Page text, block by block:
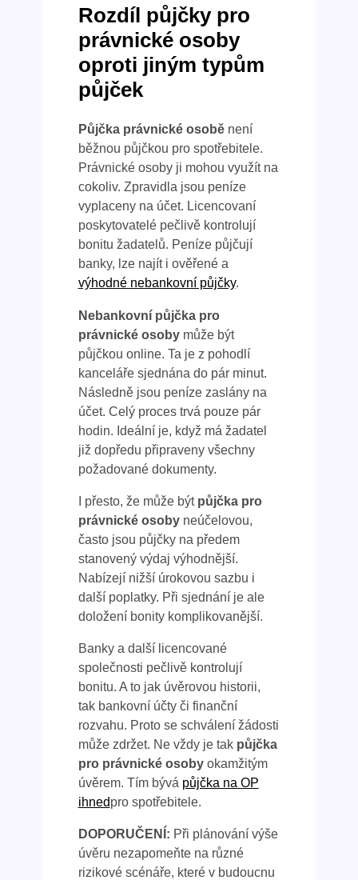
Rozdíl půjčky pro
právnické osoby
oproti jiným typům
půjček
Půjčka právnické osoběnení
běžnou půjčkou pro spotřebitele.
Právnické osoby ji mohou využít na
cokoliv. Zpravidla jsou peníze
vyplaceny na účet. Licencovaní
poskytovatelé pečlivě kontrolují
bonitu žadatelů. Peníze půjčují
banky, lze najít i ověřené a
výhodné nebankovní půjčky.
Nebankovní půjčka pro
právnické osobymůže být
půjčkou online. Ta je z pohodlí
kanceláře sjednána do pár minut.
Následně jsou peníze zaslány na
účet. Celý proces trvá pouze pár
hodin. Ideální je, když má žadatel
již dopředu připraveny všechny
požadované dokumenty.
I přesto, že může být půjčka pro
právnické osobyneúčelovou,
často jsou půjčky na předem
stanovený výdaj výhodnější.
Nabízejí nižší úrokovou sazbu i
další poplatky. Při sjednání je ale
doložení bonity komplikovanější.
Banky a další licencované
společnosti pečlivě kontrolují
bonitu. A to jak úvěrovou historii,
tak bankovní účty či finanční
rozvahu. Proto se schválení žádosti
může zdržet. Ne vždy je tak půjčka
pro právnické osobyokamžitým
úvěrem. Tím bývá půjčka na OP
ihnedpro spotřebitele.
DOPORUČENÍ: Při plánování výše
úvěru nezapomeňte na různé
rizikové scénáře, které v budoucnu